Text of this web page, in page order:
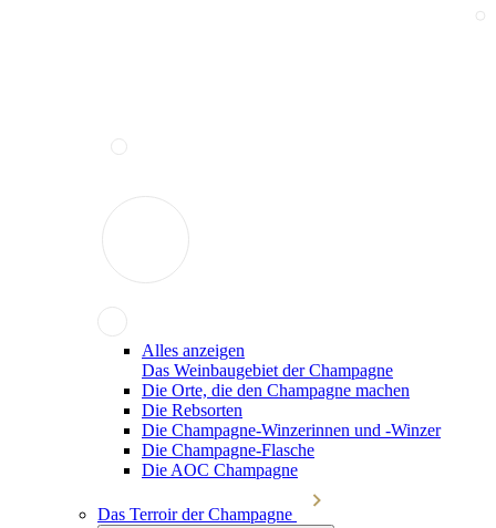
Alles anzeigen
Das Weinbaugebiet der Champagne
Die Orte, die den Champagne machen
Die Rebsorten
Die Champagne-Winzerinnen und -Winzer
Die Champagne-Flasche
Die AOC Champagne
Das Terroir der Champagne